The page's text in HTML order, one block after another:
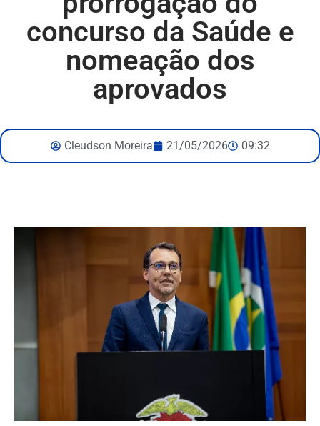
concurso da Saúde e
nomeação dos
aprovados
Cleudson Moreira 21/05/2026 09:32